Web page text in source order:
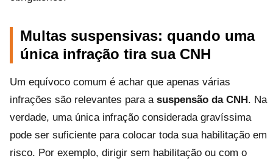
Multas suspensivas: quando uma
única infração tira sua CNH
Um equívoco comum é achar que apenas várias
infrações são relevantes para a suspensão da CNH . Na
verdade, uma única infração considerada gravíssima
pode ser suficiente para colocar toda sua habilitação em
risco. Por exemplo, dirigir sem habilitação ou com o